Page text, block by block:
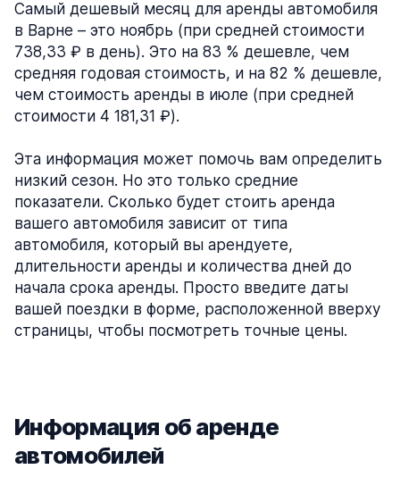
Самый дешевый месяц для аренды автомобиля
в Варне – это ноябрь (при средней стоимости
738,33 ₽ в день). Это на 83 % дешевле, чем
средняя годовая стоимость, и на 82 % дешевле,
чем стоимость аренды в июле (при средней
стоимости 4 181,31 ₽).
Эта информация может помочь вам определить
низкий сезон. Но это только средние
показатели. Сколько будет стоить аренда
вашего автомобиля зависит от типа
автомобиля, который вы арендуете,
длительности аренды и количества дней до
начала срока аренды. Просто введите даты
вашей поездки в форме, расположенной вверху
страницы, чтобы посмотреть точные цены.
Информация об аренде
автомобилей